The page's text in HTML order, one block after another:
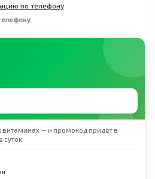
по телефону
витаминах — и промокод придёт в